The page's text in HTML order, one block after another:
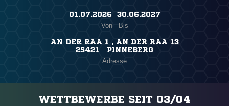
01.07.2026 ​ 30.06.2027
Von - Bis
AN DER RAA 1 , AN DER RAA 13
25421 PINNEBERG
Adresse
WETTBEWERBE SEIT 03/04